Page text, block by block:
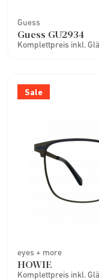
Guess
Guess GU2934
Komplettpreis inkl.
Sale
eyes + more
HOWIE
Komplettpreis inkl.